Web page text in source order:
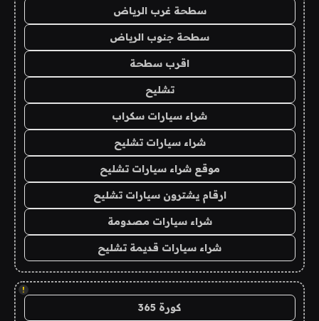
سطحة غرب الرياض
سطحة جنوب الرياض
اقرب سطحة
تشليح
شراء سيارات سكراب
شراء سيارات تشليح
موقع شراء سيارات تشليح
ارقام يشترون سيارات تشليح
شراء سيارات مصدومة
شراء سيارات قديمة تشليح
!
كورة 365